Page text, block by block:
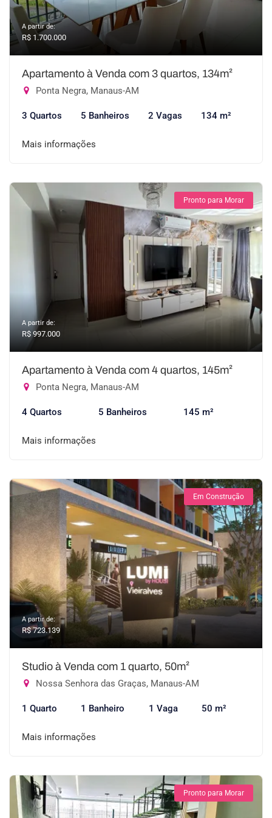
A partir de:
R$ 1.700.000
Apartamento à Venda com 3 quartos, 134m²
Ponta Negra, Manaus-AM
3 Quartos 5 Banheiros 2 Vagas 134 m²
Mais informações
Pronto para Morar
A partir de:
R$ 997.000
Apartamento à Venda com 4 quartos, 145m²
Ponta Negra, Manaus-AM
4 Quartos 5 Banheiros 145 m²
Mais informações
Em Construção
A partir de:
R$ 723.139
Studio à Venda com 1 quarto, 50m²
Nossa Senhora das Graças, Manaus-AM
1 Quarto 1 Banheiro 1 Vaga 50 m²
Mais informações
Pronto para Morar